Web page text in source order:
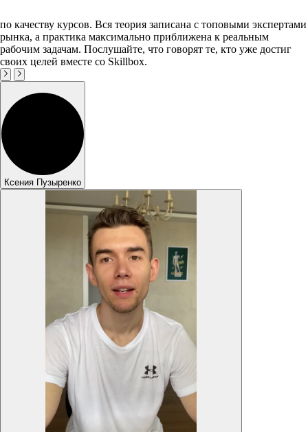
по качеству курсов. Вся теория записана с топовыми экспертами
рынка, а практика максимально приближена к реальным
рабочим задачам. Послушайте, что говорят те, кто уже достиг
своих целей вместе со Skillbox.
Ксения Пузыренко